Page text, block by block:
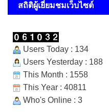
สถิติผู้เยี่ยมชมเว็บไซต์
Users Today : 134
Users Yesterday : 188
This Month : 1558
This Year : 40811
Who's Online : 3